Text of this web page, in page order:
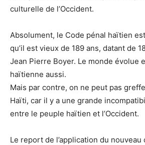
culturelle de l’Occident.
Absolument, le Code pénal haïtien
qu’il est vieux de 189 ans, datant de
Jean Pierre Boyer. Le monde évolue
haïtienne aussi.
Mais par contre, on ne peut pas
Haïti, car il y a une grande
entre le peuple haïtien et l’Occident.
Le report de l’application du